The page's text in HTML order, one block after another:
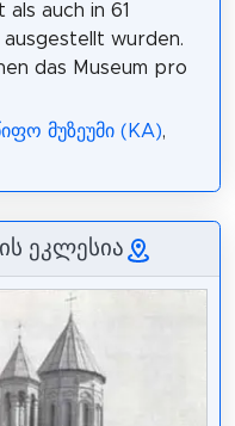
auch in 61
wurden.
das Museum pro
მუზეუმი (KA),
ეკლესია